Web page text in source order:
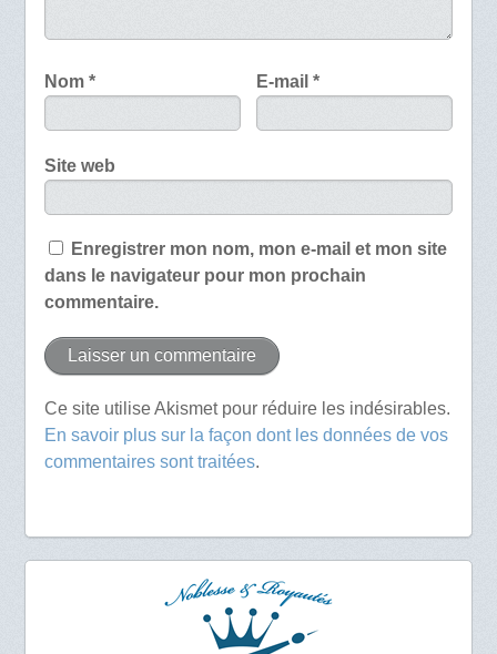
Nom * E-mail*
Site web
Enregistrer mon nom, mon e-mail et mon site
dans le navigateur pour mon prochain
commentaire.
Ce site utilise Akismet pour réduire les indésirables.
En savoir plus sur la façon dont les données de vos
commentaires sont traitées.